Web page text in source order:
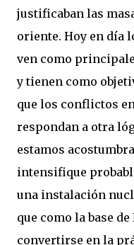
justificaban las
oriente. Hoy en día
ven como
y tienen como
que los conflictos
respondan a otra
estamos
intensifique
una instalación
que como la base
convertirse en la